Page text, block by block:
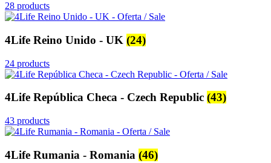
28 products
4Life Reino Unido - UK (24)
24 products
4Life República Checa - Czech Republic (43)
43 products
4Life Rumania - Romania (46)